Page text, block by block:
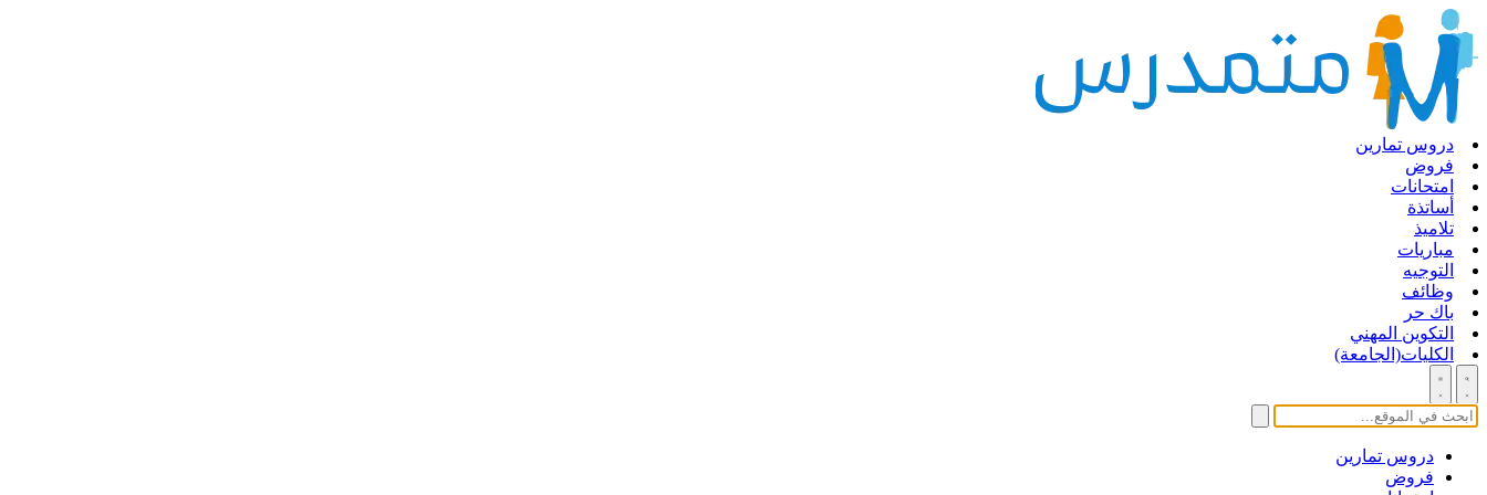
دروس تمارين
فروض
امتحانات
أساتذة
تلاميذ
مباريات
التوجيه
وظائف
باك حر
التكوين المهني
الكليات(الجامعة)
دروس تمارين
فروض